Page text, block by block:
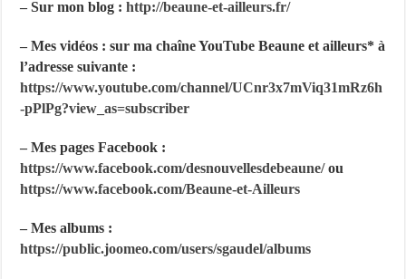
– Sur mon blog :http://beaune-et-ailleurs.fr/
– Mes vidéos : sur ma chaîne YouTube Beaune et ailleurs* à
l’adresse suivante :
https://www.youtube.com/channel/UCnr3x7mViq31mRz6h
-pPlPg?view_as=subscriber
– Mes pages Facebook :
https://www.facebook.com/desnouvellesdebeaune/ou
https://www.facebook.com/Beaune-et-Ailleurs
– Mes albums :
https://public.joomeo.com/users/sgaudel/albums